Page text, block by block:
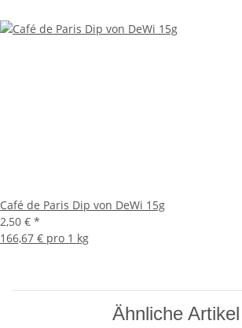
Café de Paris Dip von DeWi 15g
2,50 € *
166,67 € pro 1 kg
Ähnliche Artikel